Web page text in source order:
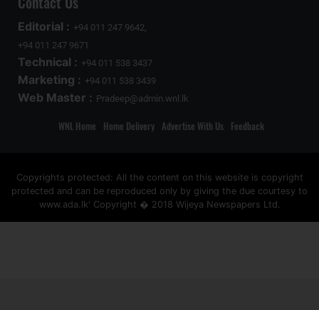
Editorial : +94 011 247 9642,
+94 011 247 9671
Technical : +94 011 538 3437
Marketing : +94 011 538 3439
Web Master : Pradeep@admin.wnl.lk
WNL Home Home Delivery Advertise With Us Feedback
Copyrights protected: All the content on this website is copyright
protected and can be reproduced only by giving the due courtesy to
www.ada.lk' Copyright � 2018 Wijeya Newspapers Ltd.